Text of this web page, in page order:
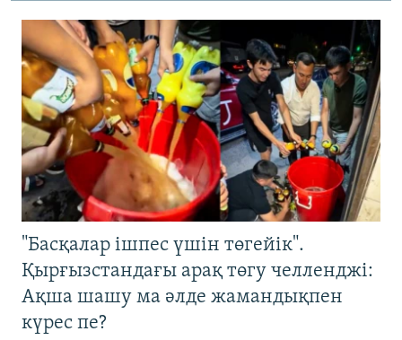
"Басқалар ішпес үшін төгейік".
Қырғызстандағы арақ төгу челленджі:
Ақша шашу ма әлде жамандықпен
күрес пе?